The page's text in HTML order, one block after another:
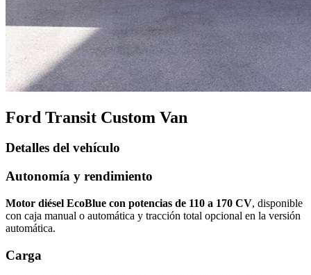
Ford Transit Custom Van
Detalles del vehículo
Autonomía y rendimiento
Motor diésel EcoBlue con potencias de 110 a 170 CV, disponible
con caja manual o automática y tracción total opcional en la versión
automática.
Carga